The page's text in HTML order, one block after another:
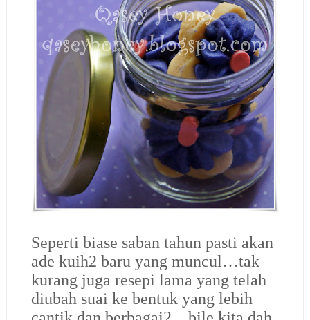
Seperti biase saban tahun pasti akan
ade kuih2 baru yang muncul…tak
kurang juga resepi lama yang telah
diubah suai ke bentuk yang lebih